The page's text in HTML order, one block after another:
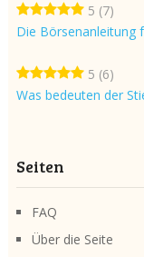
5 (7)
Die Börsenanleitung
5 (6)
Was bedeuten der
Seiten
FAQ
Über die Seite